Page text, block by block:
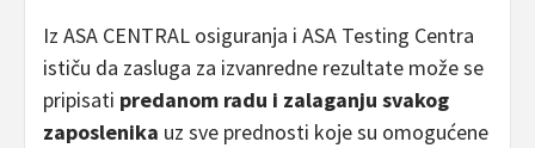
Iz ASA CENTRAL osiguranja i ASA Testing Centra
ističu da zasluga za izvanredne rezultate može se
pripisati predanom radu i zalaganju svakog
zaposlenika uz sve prednosti koje su omogućene